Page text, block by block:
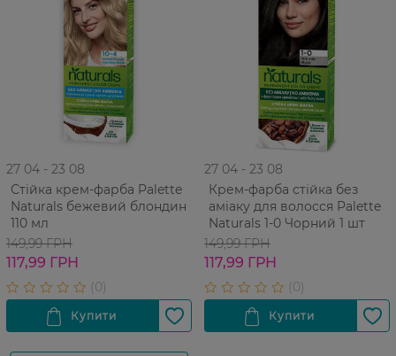
27 04 - 23 08
Стійка крем-фарба Palette
Naturals бежевий блондин
110 мл
149,99 ГРН
117,99 ГРН
27 04 - 23 08
Крем-фарба cтійка без
аміаку для волосся Palette
Naturals 1-0 Чорний 1 шт
149,99 ГРН
117,99 ГРН